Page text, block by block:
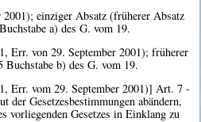
einziger Absatz (früherer Absatz
a) des G. vom 19.
Err. von 29. September 2001); früherer
b) des G. vom 19.
Err. vom 29. September 2001)] Art. 7 -
der Gesetzesbestimmungen abändern,
vorliegenden Gesetzes in Einklang zu